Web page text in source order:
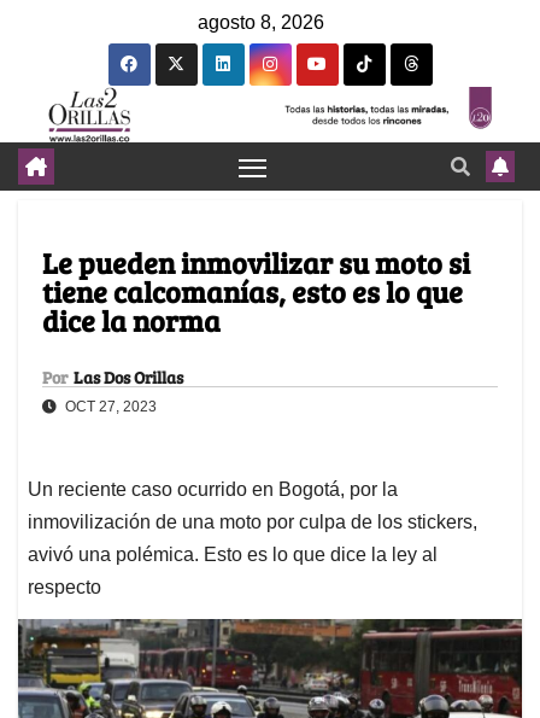
agosto 8, 2026
Le pueden inmovilizar su moto si
tiene calcomanías, esto es lo que
dice la norma
Por Las Dos Orillas
OCT 27, 2023
Un reciente caso ocurrido en Bogotá, por la
inmovilización de una moto por culpa de los stickers,
avivó una polémica. Esto es lo que dice la ley al
respecto